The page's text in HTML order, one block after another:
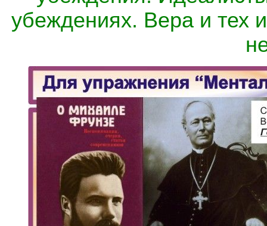
убеждениях. Вера и тех